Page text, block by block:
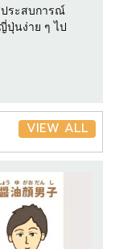
ระสบการณ์
ปุ่นง่าย ๆ ไป
VIEW ALL